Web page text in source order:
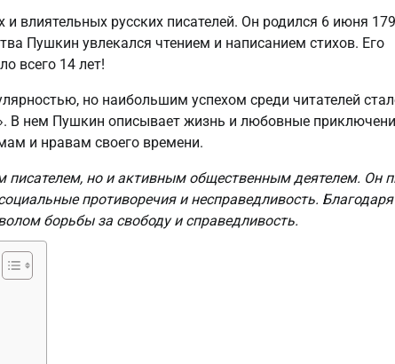
влиятельных русских писателей. Он родился 6 июня
Пушкин увлекался чтением и написанием стихов. Его
всего 14 лет!
но наибольшим успехом среди читателей
В нем Пушкин описывает жизнь и любовные
и нравам своего времени.
но и активным общественным деятелем. Он
противоречия и несправедливость. Благодаря
борьбы за свободу и справедливость.